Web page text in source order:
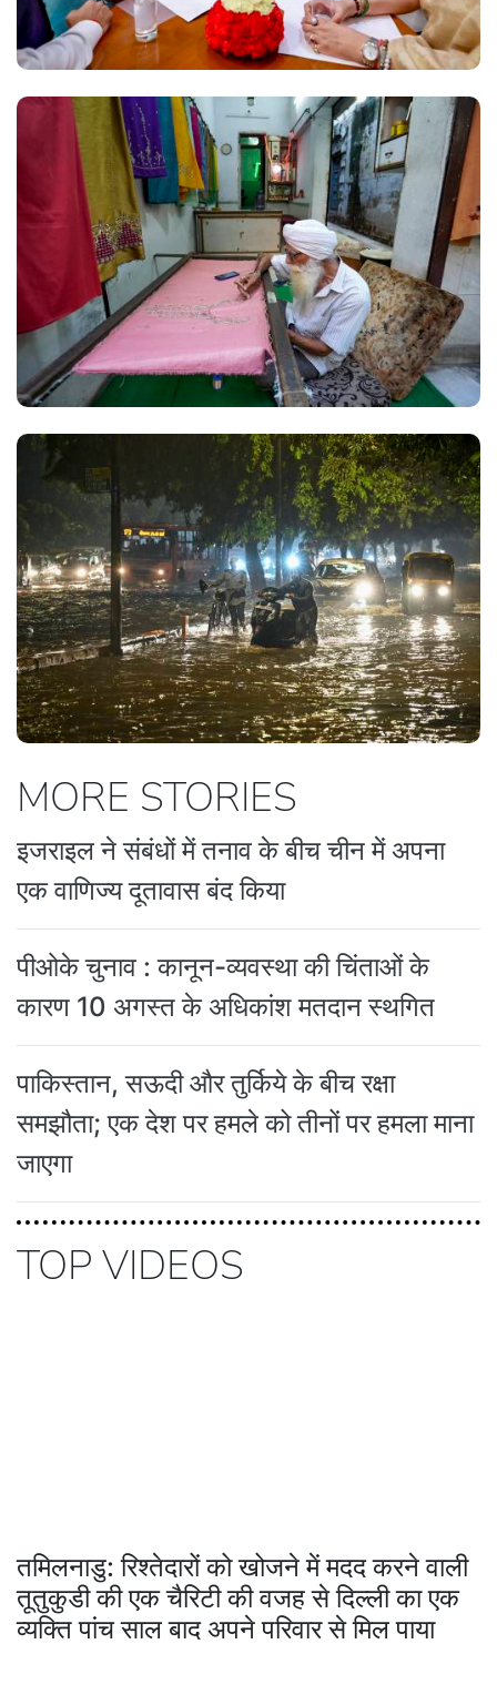
MORE STORIES
इजराइल ने संबंधों में तनाव के बीच चीन में अपना
एक वाणिज्य दूतावास बंद किया
पीओके चुनाव : कानून-व्यवस्था की चिंताओं के
कारण 10 अगस्त के अधिकांश मतदान स्थगित
पाकिस्तान, सऊदी और तुर्किये के बीच रक्षा
समझौता; एक देश पर हमले को तीनों पर हमला माना
जाएगा
TOP VIDEOS
तमिलनाडु: रिश्तेदारों को खोजने में मदद करने वाली
तूतुकुडी की एक चैरिटी की वजह से दिल्ली का एक
व्यक्ति पांच साल बाद अपने परिवार से मिल पाया